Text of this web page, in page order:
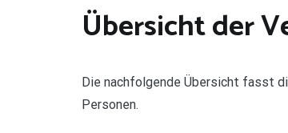
Übersicht der
Die nachfolgende Übersicht fasst
Personen.